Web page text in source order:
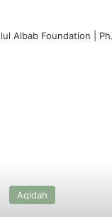
Albab Foundation |
Aqidah